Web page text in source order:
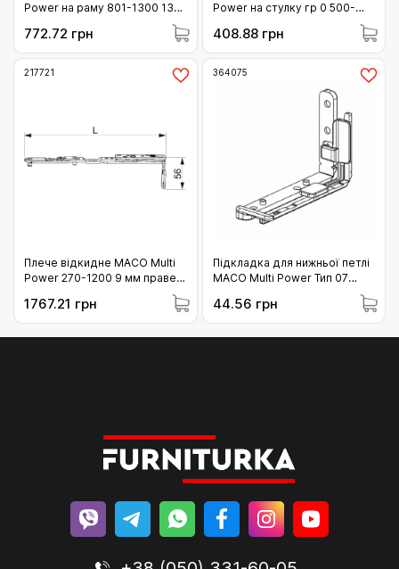
Power на раму 801-1300 13
772.72 грн
Power на стулку гр 0 500-
408.88 грн
217721
Плече відкидне MACO Multi
Power 270-1200 9 мм праве
1767.21 грн
364075
Підкладка для нижньої петлі
MACO Multi Power Тип 07
(364075)
44.56 грн